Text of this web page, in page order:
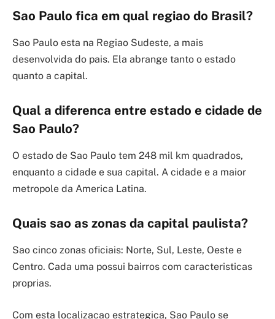
Sao Paulo fica em qual regiao do Brasil?
Sao Paulo esta na Regiao Sudeste, a mais
desenvolvida do pais. Ela abrange tanto o estado
quanto a capital.
Qual a diferenca entre estado e cidade de
Sao Paulo?
O estado de Sao Paulo tem 248 mil km quadrados,
enquanto a cidade e sua capital. A cidade e a maior
metropole da America Latina.
Quais sao as zonas da capital paulista?
Sao cinco zonas oficiais: Norte, Sul, Leste, Oeste e
Centro. Cada uma possui bairros com caracteristicas
proprias.
Com esta localizacao estrategica, Sao Paulo se